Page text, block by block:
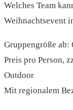
Welches Team
Weihnachtsevent
Gruppengröße ab:
Preis pro Person,
Outdoor
Mit regionalem